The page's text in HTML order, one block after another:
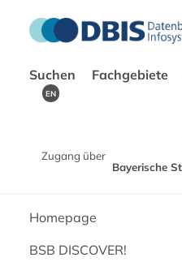
Suchen Fachgebiete
EN
Zugang über
Bayerische
Homepage
BSB DISCOVER!